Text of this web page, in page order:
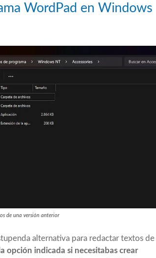
WordPad en Windows
de una versión anterior
alternativa para redactar textos de
opción indicada si necesitabas crear